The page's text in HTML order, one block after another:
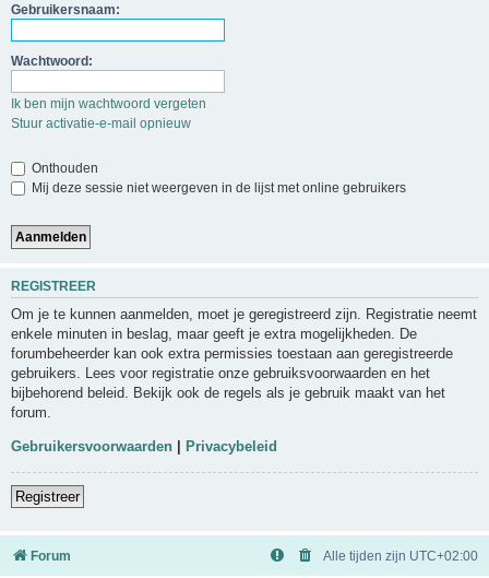
Gebruikersnaam:
Wachtwoord:
Ik ben mijn wachtwoord vergeten
Stuur activatie-e-mail opnieuw
Onthouden
Mij deze sessie niet weergeven in de lijst met online gebruikers
REGISTREER
Om je te kunnen aanmelden, moet je geregistreerd zijn. Registratie neemt
enkele minuten in beslag, maar geeft je extra mogelijkheden. De
forumbeheerder kan ook extra permissies toestaan aan geregistreerde
gebruikers. Lees voor registratie onze gebruiksvoorwaarden en het
bijbehorend beleid. Bekijk ook de regels als je gebruik maakt van het
forum.
Gebruikersvoorwaarden Privacybeleid
Registreer
Forum Alle tijden zijn UTC+02:00